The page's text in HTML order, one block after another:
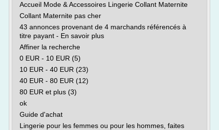
Accueil Mode & Accessoires Lingerie Collant Maternite
Collant Maternite pas cher
43 annonces provenant de 4 marchands référencés à
titre payant - En savoir plus
Affiner la recherche
0 EUR - 10 EUR (5)
10 EUR - 40 EUR (23)
40 EUR - 80 EUR (12)
80 EUR et plus (3)
ok
Guide d'achat
Lingerie pour les femmes ou pour les hommes, faites